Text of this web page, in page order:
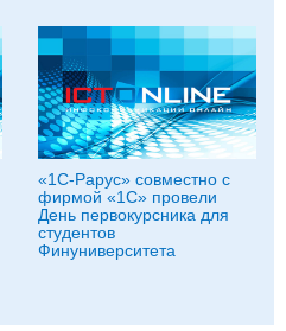
«1С-Рарус» совместно с
фирмой «1С» провели
День первокурсника для
студентов
Финуниверситета